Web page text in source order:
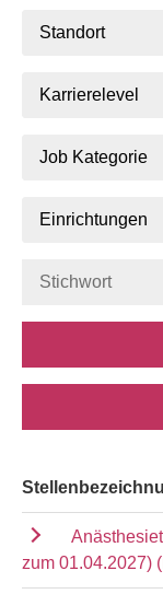
Standort
Karrierelevel
Job Kategorie
Einrichtungen
zum 01.04.2027)